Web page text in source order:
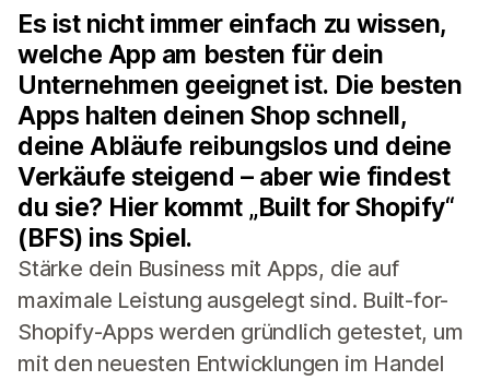
Es ist nicht immer einfach zu wissen,
welche App am besten für dein
Unternehmen geeignet ist. Die besten
Apps halten deinen Shop schnell,
deine Abläufe reibungslos und deine
Verkäufe steigend – aber wie findest
du sie? Hier kommt „Built for Shopify“
(BFS) ins Spiel.
Stärke dein Business mit Apps, die auf
maximale Leistung ausgelegt sind. Built-for-
Shopify-Apps werden gründlich getestet, um
mit den neuesten Entwicklungen im Handel